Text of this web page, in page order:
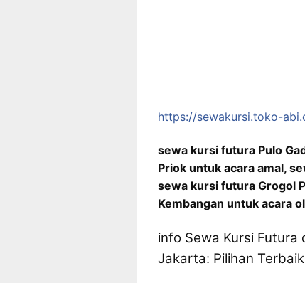
https://sewakursi.toko-
sewa kursi futura Pulo
Priok untuk acara amal,
sewa kursi futura Grogol
Kembangan untuk acara
info Sewa Kursi Futura
Jakarta: Pilihan